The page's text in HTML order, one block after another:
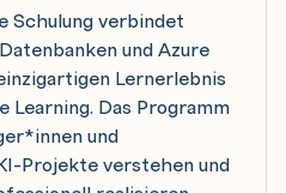
Schulung verbindet
und Azure
Lernerlebnis
Learning. Das Programm
und
Projekte verstehen und